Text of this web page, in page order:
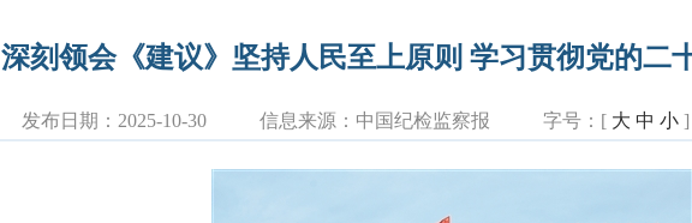
深刻领会《建议》坚持人民至上原则 学习贯彻党的二
发布日期：2025-10-30 信息来源： 中国纪检监察报 字号：[ 大 中 小 ]